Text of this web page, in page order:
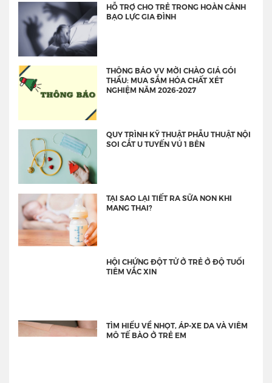
HỖ TRỢ CHO TRẺ TRONG HOÀN CẢNH
BẠO LỰC GIA ĐÌNH
THÔNG BÁO VV MỜI CHÀO GIÁ GÓI
THẦU: MUA SẮM HÓA CHẤT XÉT
NGHIỆM NĂM 2026-2027
QUY TRÌNH KỸ THUẬT PHẪU THUẬT NỘI
SOI CẮT U TUYẾN VÚ 1 BÊN
TẠI SAO LẠI TIẾT RA SỮA NON KHI
MANG THAI?
HỘI CHỨNG ĐỘT TỬ Ở TRẺ Ở ĐỘ TUỔI
TIÊM VẮC XIN
TÌM HIỂU VỀ NHỌT, ÁP-XE DA VÀ VIÊM
MÔ TẾ BÀO Ở TRẺ EM